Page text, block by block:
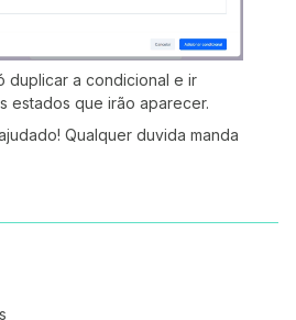
duplicar a condicional e ir
estados que irão aparecer.
Qualquer duvida manda